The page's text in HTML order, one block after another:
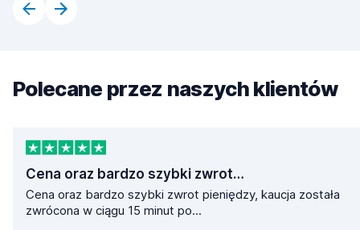
Polecane przez naszych klientów
Cena oraz bardzo szybki zwrot…
Cena oraz bardzo szybki zwrot pieniędzy, kaucja została
zwrócona w ciągu 15 minut po...